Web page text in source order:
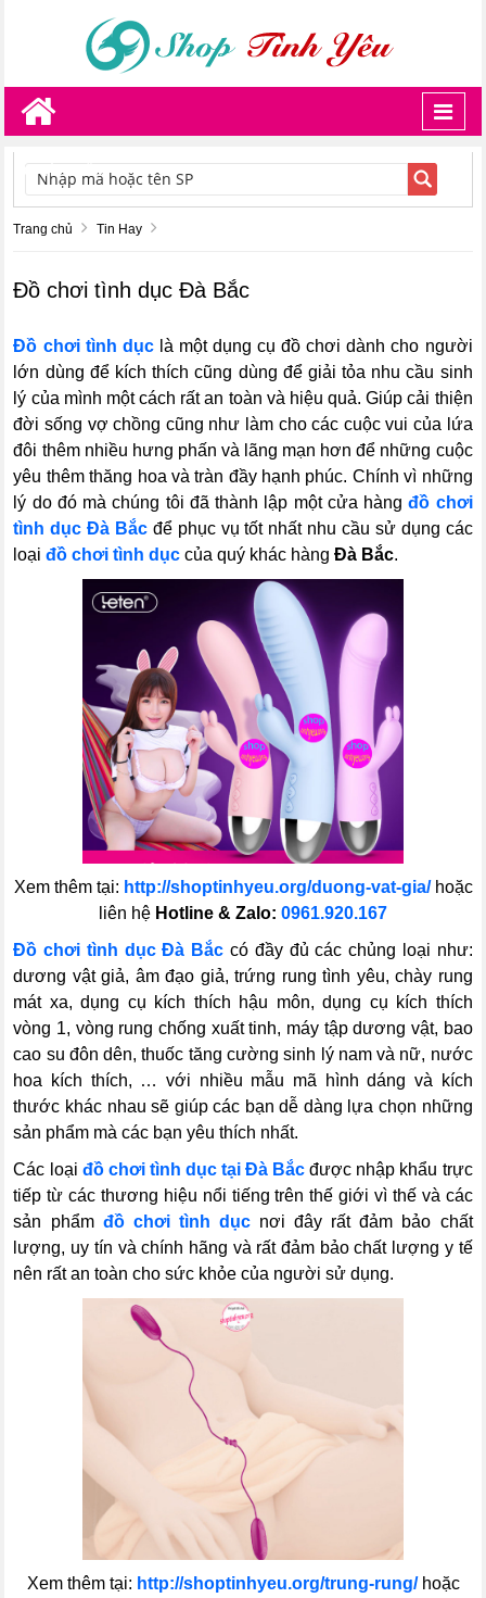
TÌM KIẾM
Trang chủ Tin Hay
Đồ chơi tình dục Đà Bắc
Đồ chơi tình dụclà một dụng cụ đồ chơi dành cho người
lớn dùng để kích thích cũng dùng để giải tỏa nhu cầu sinh
lý của mình một cách rất an toàn và hiệu quả. Giúp cải thiện
đời sống vợ chồng cũng như làm cho các cuộc vui của lứa
đôi thêm nhiều hưng phấn và lãng mạn hơn để những cuộc
yêu thêm thăng hoa và tràn đầy hạnh phúc. Chính vì những
lý do đó mà chúng tôi đã thành lập một cửa hàngđồ chơi
tình dục Đà Bắc để phục vụ tốt nhất nhu cầu sử dụng các
loạiđồ chơi tình dục của quý khác hàngĐà Bắc.
Xem thêm tại: http://shoptinhyeu.org/duong-vat-gia/hoặc
liên hệ Hotline & Zalo: 0961.920.167
Đồ chơi tình dục Đà Bắc có đầy đủ các chủng loại như:
dương vật giả, âm đạo giả, trứng rung tình yêu, chày rung
mát xa, dụng cụ kích thích hậu môn, dụng cụ kích thích
vòng 1, vòng rung chống xuất tinh, máy tập dương vật, bao
cao su đôn dên, thuốc tăng cường sinh lý nam và nữ, nước
hoa kích thích, … với nhiều mẫu mã hình dáng và kích
thước khác nhau sẽ giúp các bạn dễ dàng lựa chọn những
sản phẩm mà các bạn yêu thích nhất.
Các loại đồ chơi tình dục tại Đà Bắc được nhập khẩu trực
tiếp từ các thương hiệu nổi tiếng trên thế giới vì thế và các
sản phẩm đồ chơi tình dụcnơi đây rất đảm bảo chất
lượng, uy tín và chính hãng và rất đảm bảo chất lượng y tế
nên rất an toàn cho sức khỏe của người sử dụng.
Xem thêm tại: http://shoptinhyeu.org/trung-rung/hoặc